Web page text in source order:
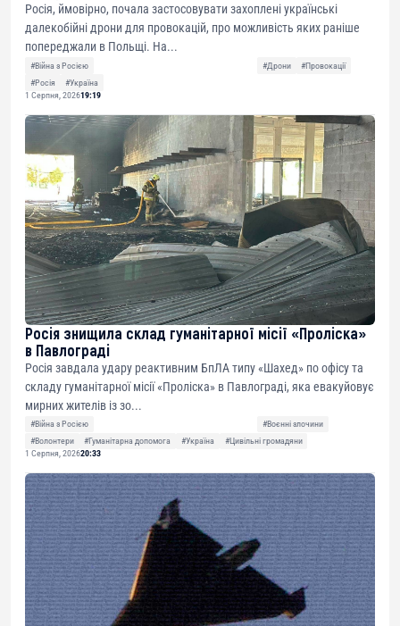
Росія, ймовірно, почала застосовувати захоплені українські
далекобійні дрони для провокацій, про можливість яких раніше
попереджали в Польщі. На...
#Війна з Росією #Дрони
#Провокації
#Росія
#Україна
1 Серпня, 202619:19
Росія знищила склад гуманітарної місії «Проліска»
в Павлограді
Росія завдала удару реактивним БпЛА типу «Шахед» по офісу та
складу гуманітарної місії «Проліска» в Павлограді, яка евакуйовує
мирних жителів із зо...
#Війна з Росією
#Воєнні злочини
#Волонтери
#Гуманітарна допомога #Україна
#Цивільні громадяни
1 Серпня, 202620:33